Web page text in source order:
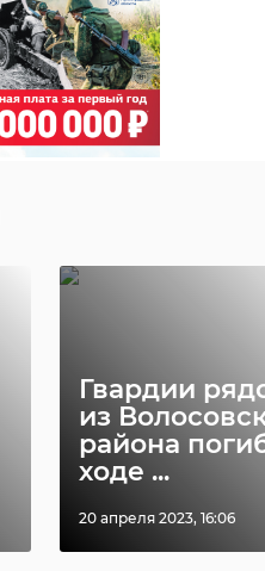
Гвардии
из
района
ходе ...
20 апреля 2023, 16:06